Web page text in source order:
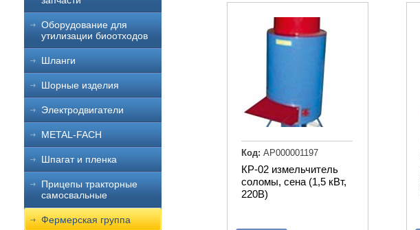
Оборудование для
утилизации биоотходов
Шланги
Шорные изделия
Электродвигатели
METAL-FACH
Шпагат и пленка
Прицепы тракторные
самосвальные
Фермерская группа
КР-02 измельчитель
соломы, сена (1,5 кВт,
220В)
Код: АР000001197